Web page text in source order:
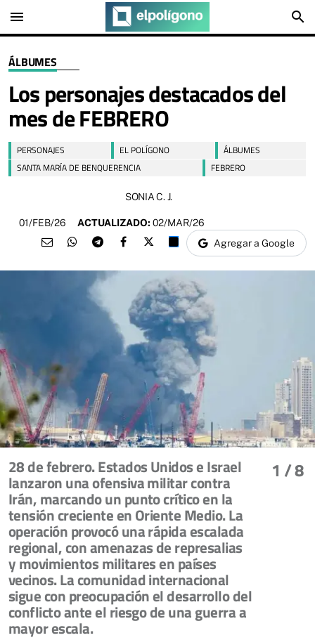
menu search
ÁLBUMES
Los personajes destacados del
mes de FEBRERO
PERSONAJES EL POLÍGONO
ÁLBUMES
SANTA MARÍA DE BENQUERENCIA
FEBRERO
SONIA C. J.
01/FEB/26 ACTUALIZADO: 02/MAR/26
Agregar a Google
1 / 8
28 de febrero. Estados Unidos e Israel
lanzaron una ofensiva militar contra
Irán, marcando un punto crítico en la
tensión creciente en Oriente Medio. La
operación provocó una rápida escalada
regional, con amenazas de represalias
y movimientos militares en países
vecinos. La comunidad internacional
sigue con preocupación el desarrollo del
conflicto ante el riesgo de una guerra a
mayor escala.